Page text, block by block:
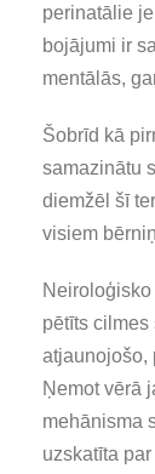
perinatālie
bojājumi ir
mentālās,
Šobrīd kā
samazinātu
diemžēl šī
visiem
pētīts cilmes
atjaunojošo,
Ņemot vērā
mehānisma
uzskatīta